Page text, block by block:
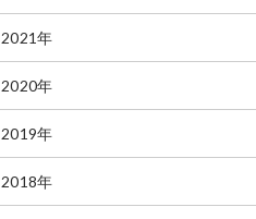
2021年
2020年
2019年
2018年